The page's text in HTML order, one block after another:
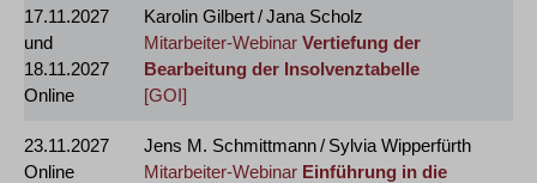
17.11.2027
und
18.11.2027
Online
Karolin Gilbert / Jana Scholz
Mitarbeiter-Webinar Vertiefung der
Bearbeitung der Insolvenztabelle
[GOI]
23.11.2027
Online
Jens M. Schmittmann / Sylvia Wipperfürth
Mitarbeiter-Webinar Einführung in die